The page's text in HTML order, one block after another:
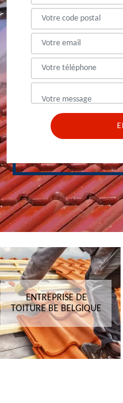
ENTREPRISE DE
TOITURE BE BELGIQUE